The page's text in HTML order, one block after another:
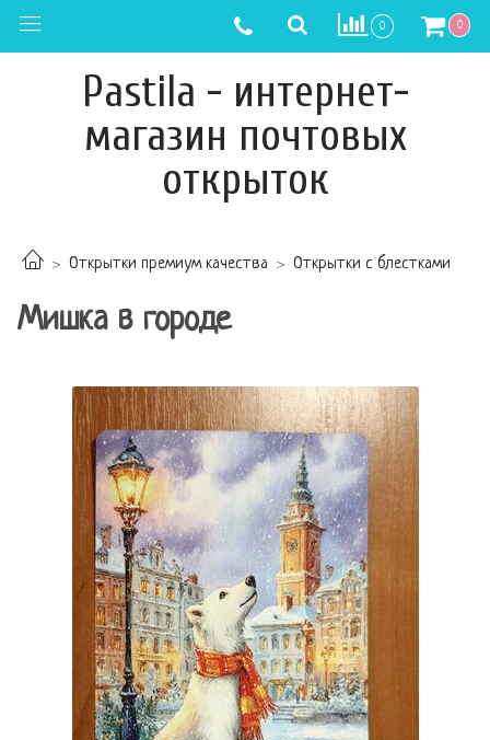
0 0
Pastila - интернет-
магазин почтовых
открыток
Открытки премиум качества Открытки с блестками
Мишка в городе